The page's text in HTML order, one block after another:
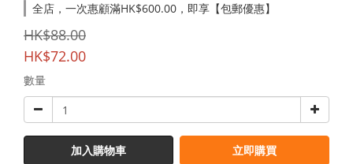
全店，一次惠顧滿HK$600.00，即享【包郵優惠】
HK$88.00
HK$72.00
數量
加入購物車 立即購買